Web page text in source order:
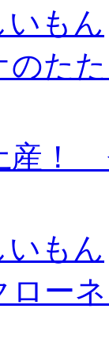
いもん
のた
産！
いもん
ー